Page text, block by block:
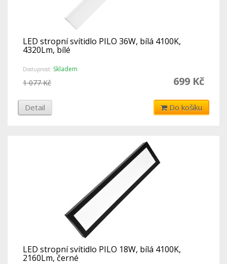
LED stropní svítidlo PILO 36W, bílá 4100K,
4320Lm, bílé
Dostupnost: Skladem
699 Kč
1 077 Kč
Detail Do košíku
LED stropní svítidlo PILO 18W, bílá 4100K,
2160Lm, černé